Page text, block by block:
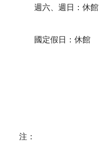
週六、週日：休館
國定假日：休館
注：